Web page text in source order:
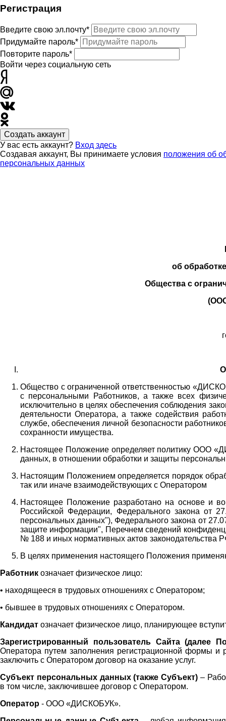
Регистрация
Введите свою эл.почту*
Придумайте пароль*
Повторите пароль*
Войти через социальную сеть
Создать аккаунт
У вас есть аккаунт? Вход здесь
Создавая аккаунт, Вы принимаете условия положения об
персональных данных
об
Общества с
Общество с ограниченной ответственностью
с персональными Работников, а также всех
исключительно в целях обеспечения соблюдения
деятельности Оператора,а также содействия
службе, обеспечения личной безопасности
сохранности имущества.
Настоящее Положение определяет политику ООО
данных, в отношении обработки и защиты
Настоящим Положением определяется порядок
так или иначе взаимодействующих с Оператором
Настоящее Положение разработано на основе и во
Российской Федерации, Федерального закона
персональных данных"), Федерального закона от
защите информации", Перечнем сведений
№ 188 и иных нормативных актов законодательства
В целях применения настоящего Положения
Работник означает физическое лицо:
• находящееся в трудовых отношениях с Оператором;
• бывшее в трудовых отношениях с Оператором.
Кандидат означает физическое лицо, планирующее
Зарегистрированный пользователь Сайта (далее
Оператора путем заполнения регистрационной формы и
заключить с Оператором договор на оказание услуг.
Субъект персональных данных (также Субъект) –
в том числе, заключившее договор с Оператором.
Оператор - ООО «ДИСКОБУК».